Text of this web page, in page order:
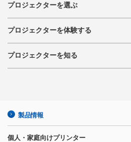
プロジェクターを選ぶ
プロジェクターを体験する
プロジェクターを知る
製品情報
個人・家庭向けプリンター